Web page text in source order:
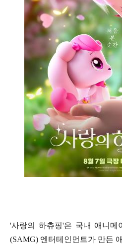
'사랑의 하츄핑'은 국내 애니메
(SAMG) 엔터테인먼트가 만든